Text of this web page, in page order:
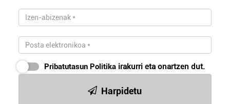
Pribatutasun Politika irakurri eta onartzen dut.
Harpidetu